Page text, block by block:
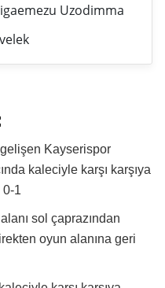
Uzodimma
Kayserispor
kaleciyle karşı karşıya
0-1
sol çaprazından
oyun alanına geri